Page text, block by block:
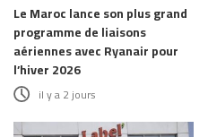
Le Maroc lance son plus grand
programme de liaisons
aériennes avec Ryanair pour
l’hiver 2026
il y a 2 jours